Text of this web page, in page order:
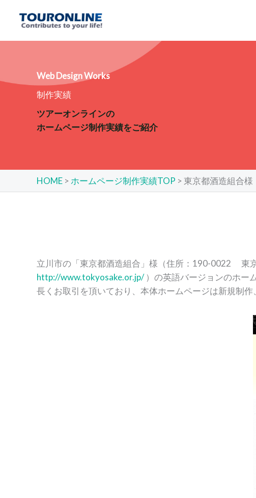
Web Design Works
制作実績
ツアーオンラインの
ホームページ制作実績をご紹介
HOME > ホームページ制作実績TOP >東京都酒造組合様
立川市の「東京都酒造組合」様（住所：190-0022 東
http://www.tokyosake.or.jp/）の英語バージョンのホー
長くお取引を頂いており、本体ホームページは新規制